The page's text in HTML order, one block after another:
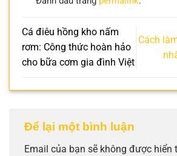
Cá điêu hồng kho nấm
rơm: Công thức hoàn hảo
cho bữa cơm gia đình Việt
Cách
Để lại một bình luận
Email của bạn sẽ không được hiển